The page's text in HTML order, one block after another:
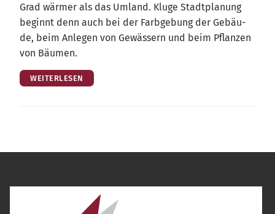
Grad wär­mer als das Umland. Klu­ge Stadt­pla­nung
beginnt denn auch bei der Farb­ge­bung der Gebäu­
de, beim Anle­gen von Gewäs­sern und beim Pflan­zen
von Bäumen.
WEITERLESEN